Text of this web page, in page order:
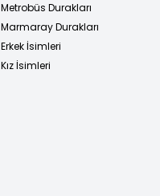
Metrobüs Durakları
Marmaray Durakları
Erkek İsimleri
Kız İsimleri